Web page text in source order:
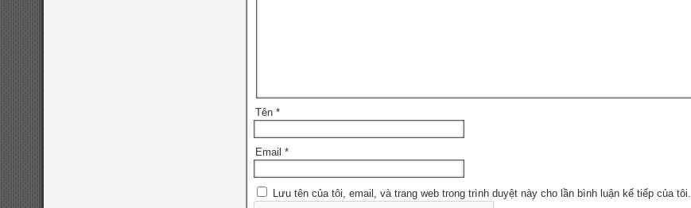
Tên *
Email *
Lưu tên của tôi, email, và trang web trong trình duyệt này cho lần bình luận kế tiếp của tôi.